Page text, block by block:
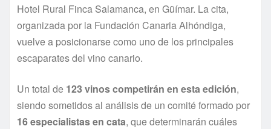
Hotel Rural Finca Salamanca, en Güímar. La cita,
organizada por la Fundación Canaria Alhóndiga,
vuelve a posicionarse como uno de los principales
escaparates del vino canario.
Un total de 123 vinos competirán en esta edición,
siendo sometidos al análisis de un comité formado por
16 especialistas en cata, que determinarán cuáles